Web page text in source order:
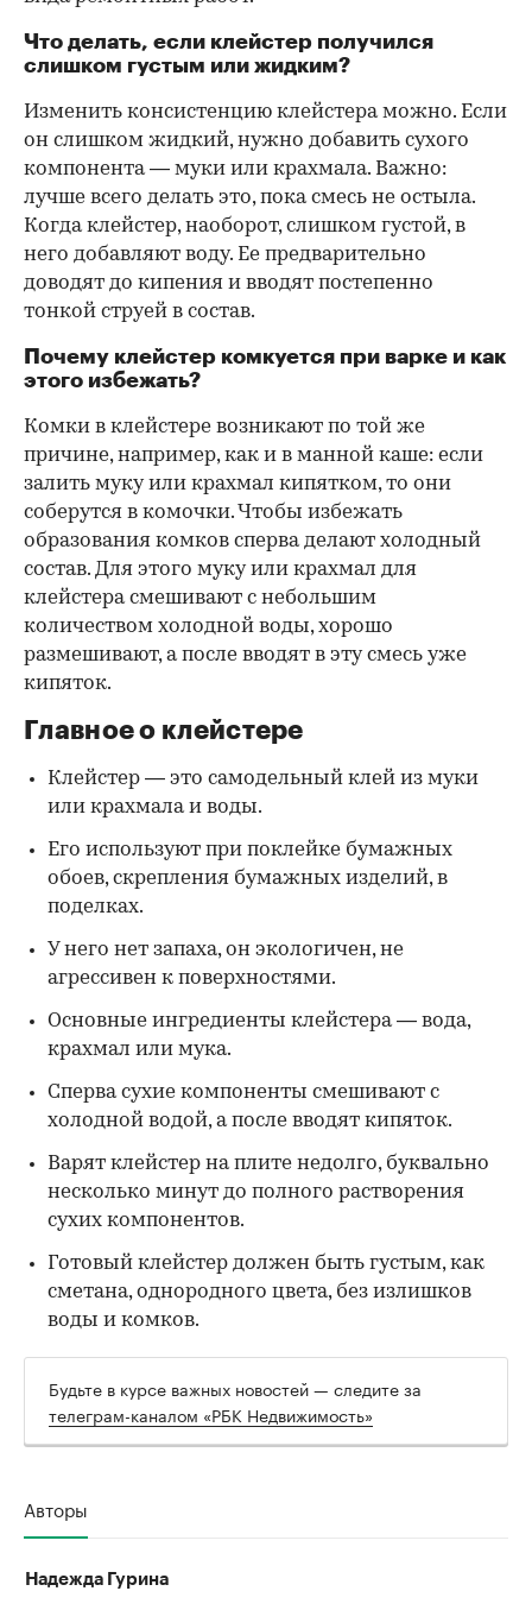
Что делать, если клейстер получился
слишком густым или жидким?
Изменить консистенцию клейстера можно. Если
он слишком жидкий, нужно добавить сухого
компонента — муки или крахмала. Важно:
лучше всего делать это, пока смесь не остыла.
Когда клейстер, наоборот, слишком густой, в
него добавляют воду. Ее предварительно
доводят до кипения и вводят постепенно
тонкой струей в состав.
Почему клейстер комкуется при варке и как
этого избежать?
Комки в клейстере возникают по той же
причине, например, как и в манной каше: если
залить муку или крахмал кипятком, то они
соберутся в комочки. Чтобы избежать
образования комков сперва делают холодный
состав. Для этого муку или крахмал для
клейстера смешивают с небольшим
количеством холодной воды, хорошо
размешивают, а после вводят в эту смесь уже
кипяток.
Главное о клейстере
Клейстер — это самодельный клей из муки
или крахмала и воды.
Его используют при поклейке бумажных
обоев, скрепления бумажных изделий, в
поделках.
У него нет запаха, он экологичен, не
агрессивен к поверхностями.
Основные ингредиенты клейстера — вода,
крахмал или мука.
Сперва сухие компоненты смешивают с
холодной водой, а после вводят кипяток.
Варят клейстер на плите недолго, буквально
несколько минут до полного растворения
сухих компонентов.
Готовый клейстер должен быть густым, как
сметана, однородного цвета, без излишков
воды и комков.
Будьте в курсе важных новостей — следите за
телеграм-каналом «РБК Недвижимость»
Авторы
Надежда Гурина